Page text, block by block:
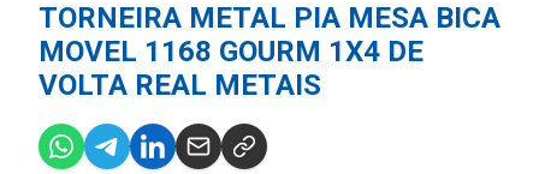
TORNEIRA METAL PIA MESA BICA
MOVEL 1168 GOURM 1X4 DE
VOLTA REAL METAIS